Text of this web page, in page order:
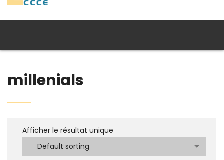
millenials
Afficher le résultat unique
Default sorting